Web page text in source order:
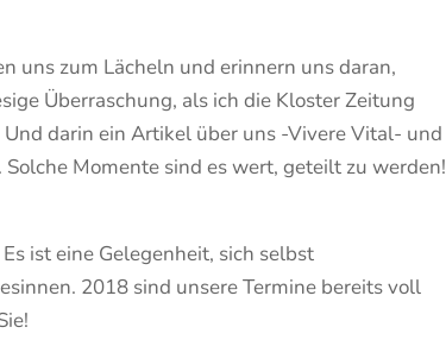
uns zum Lächeln und erinnern uns daran,
Überraschung, als ich die Kloster Zeitung
darin ein Artikel über uns -Vivere Vital- und
Momente sind es wert, geteilt zu werden!
ist eine Gelegenheit, sich selbst
2018 sind unsere Termine bereits voll